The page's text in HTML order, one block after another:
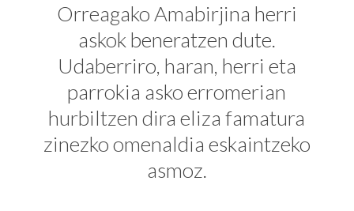
Orreagako Amabirjina herri
askok beneratzen dute.
Udaberriro, haran, herri eta
parrokia asko erromerian
hurbiltzen dira eliza famatura
zinezko omenaldia eskaintzeko
asmoz.